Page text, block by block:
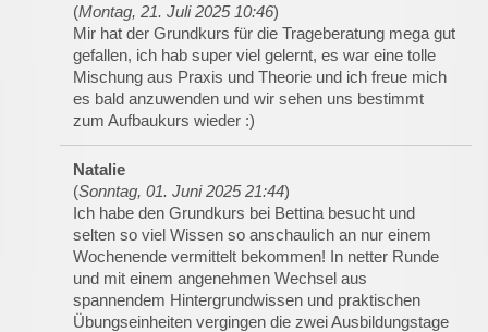
(Montag, 21. Juli 2025 10:46)
Mir hat der Grundkurs für die Trageberatung mega gut
gefallen, ich hab super viel gelernt, es war eine tolle
Mischung aus Praxis und Theorie und ich freue mich
es bald anzuwenden und wir sehen uns bestimmt
zum Aufbaukurs wieder :)
Natalie
(Sonntag, 01. Juni 2025 21:44)
Ich habe den Grundkurs bei Bettina besucht und
selten so viel Wissen so anschaulich an nur einem
Wochenende vermittelt bekommen! In netter Runde
und mit einem angenehmen Wechsel aus
spannendem Hintergrundwissen und praktischen
Übungseinheiten vergingen die zwei Ausbildungstage